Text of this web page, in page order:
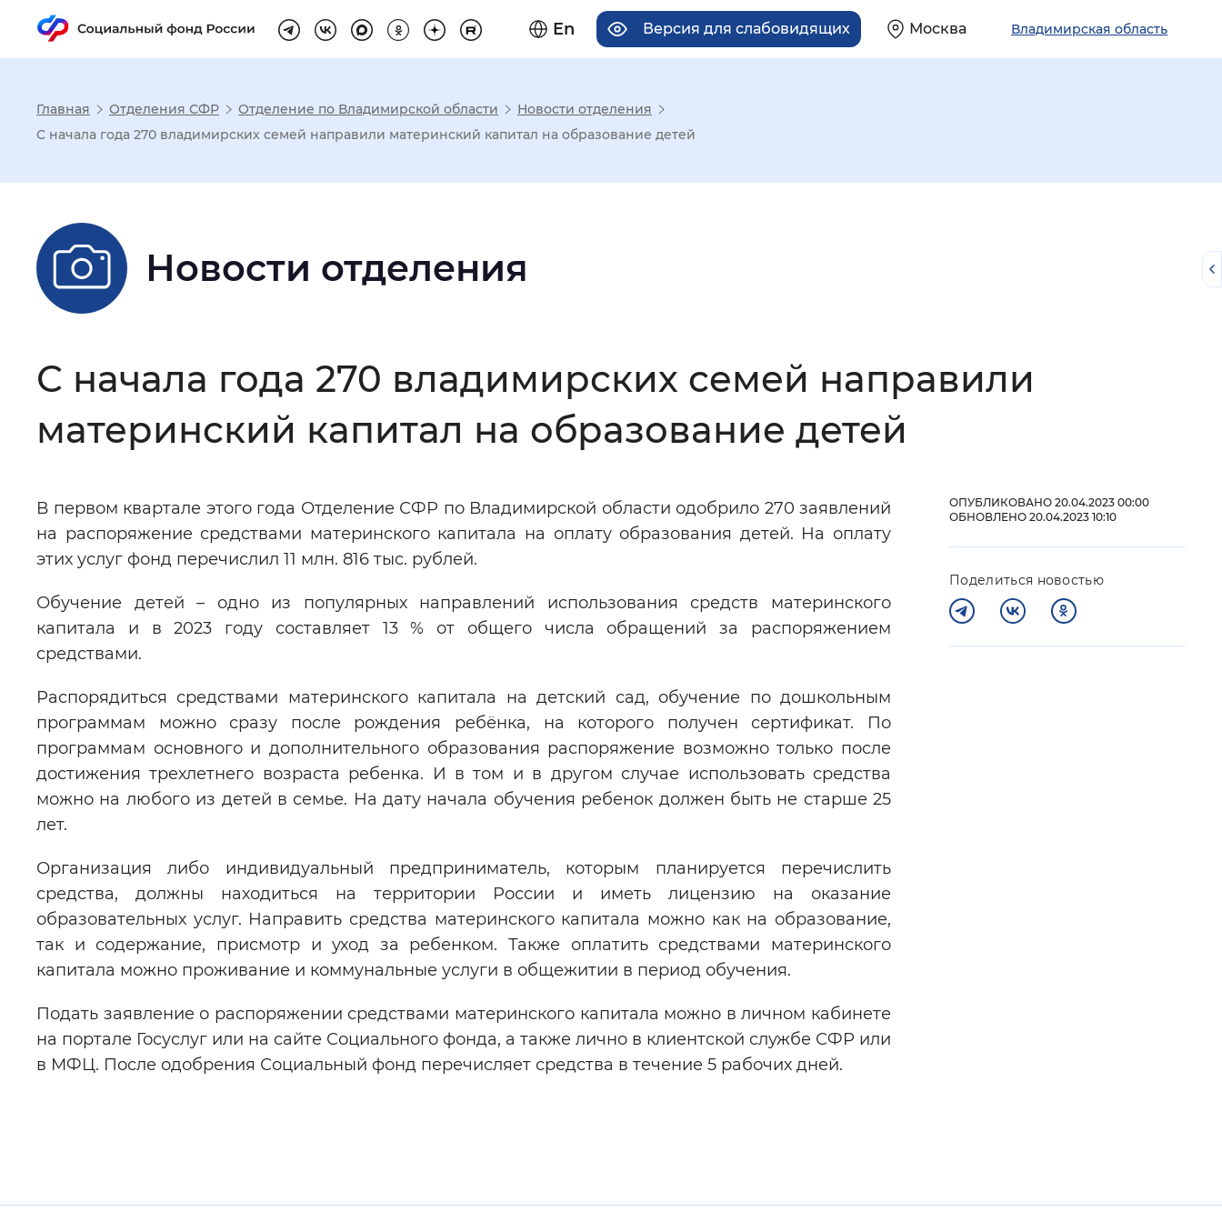
En Версия для слабовидящих Москва Владимирская область
Настройка режима отображения
Шрифт: Без засечек С засечками
Большой
Цвет сайта: Монохромный Инверсивный монохромный Синий фон
Изображения: Включены Выключены
Главная Отделения СФР Отделение по Владимирской области
Новости отделения
С начала года 270 владимирских семей направили материнский капитал на образование детей
Новости отделения
С начала года 270 владимирских семей направили
материнский капитал на образование детей
В первом квартале этого года Отделение СФР по Владимирской области одобрило 270 заявлений
на распоряжение средствами материнского капитала на оплату образования детей. На оплату
этих услуг фонд перечислил 11 млн. 816 тыс. рублей.
Обучение детей – одно из популярных направлений использования средств материнского
капитала и в 2023 году составляет 13 % от общего числа обращений за распоряжением
средствами.
Распорядиться средствами материнского капитала на детский сад, обучение по дошкольным
программам можно сразу после рождения ребёнка, на которого получен сертификат. По
программам основного и дополнительного образования распоряжение возможно только после
достижения трехлетнего возраста ребенка. И в том и в другом случае использовать средства
можно на любого из детей в семье. На дату начала обучения ребенок должен быть не старше 25
лет.
Организация либо индивидуальный предприниматель, которым планируется перечислить
средства, должны находиться на территории России и иметь лицензию на оказание
образовательных услуг. Направить средства материнского капитала можно как на образование,
так и содержание, присмотр и уход за ребенком. Также оплатить средствами материнского
капитала можно проживание и коммунальные услуги в общежитии в период обучения.
Подать заявление о распоряжении средствами материнского капитала можно в личном кабинете
на портале Госуслуг или на сайте Социального фонда, а также лично в клиентской службе СФР или
в МФЦ. После одобрения Социальный фонд перечисляет средства в течение 5 рабочих дней.
ОПУБЛИКОВАНО 20.04.2023 00:00
ОБНОВЛЕНО 20.04.2023 10:10
Поделиться новостью